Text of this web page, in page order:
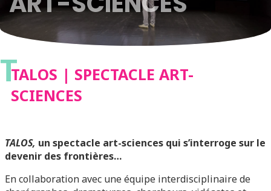
TTALOS | SPECTACLE ART-
SCIENCES
TALOS, un spectacle art-sciences qui s’interroge sur le
devenir des frontières…
En collaboration avec une équipe interdisciplinaire de